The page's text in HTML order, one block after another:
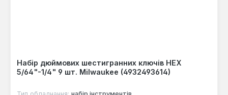
Набір дюймових шестигранних ключів HEX
5/64"-1/4" 9 шт. Milwaukee (4932493614)